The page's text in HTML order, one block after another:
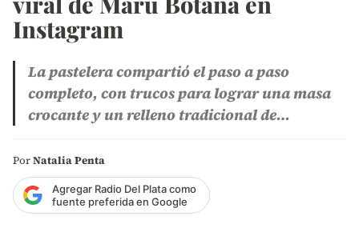
Instagram
La pastelera compartió el paso a paso
completo, con trucos para lograr una masa
crocante y un relleno tradicional de…
PorNatalia Penta
Agregar Radio Del Plata como
fuente preferida en Google